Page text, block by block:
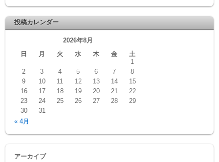
投稿カレンダー
2026年8月
日
月 火 水 木 金
土
1
2
3 4 5 6 7
8
9
10 11 12 13 14
15
16
17 18 19 20 21
22
23
24 25 26 27 28
29
30
31
« 4月
アーカイブ